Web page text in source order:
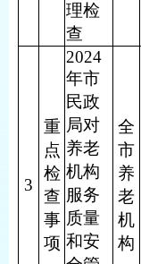
理检
查
3
重
点
检
查
事
项
2024
年市
民政
局对
养老
机构
服务
质量
和安
全
市
养
老
机
构